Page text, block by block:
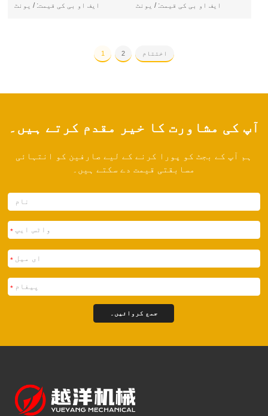
ایف او بی کی قیمت:/ یونٹ ایف او بی کی قیمت:/ یونٹ
1 2 اختتام
آپ کی مشاورت کا خیر مقدم کرتے ہیں۔
ہم آپ کے بجٹ کو پورا کرنے کے لیے صارفین کو انتہائی
مسابقتی قیمت دے سکتے ہیں۔
*
*
*
جمع کروائیں۔